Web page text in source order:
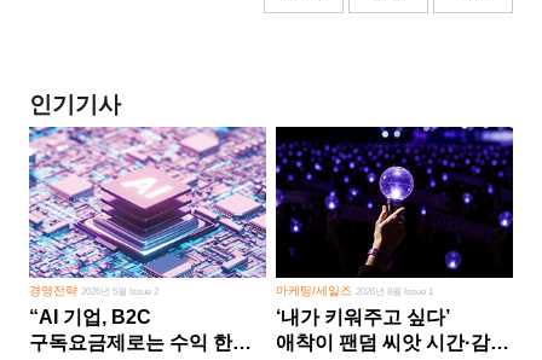
인기기사
경영전략 2026년 5월 Issue 2
“AI 기업, B2C
구독요금제로는 수익 한계
마케팅/세일즈 2026년 8월 Issue 1
‘내가 키워주고 싶다’
애착이 팬덤 씨앗 시간·감정